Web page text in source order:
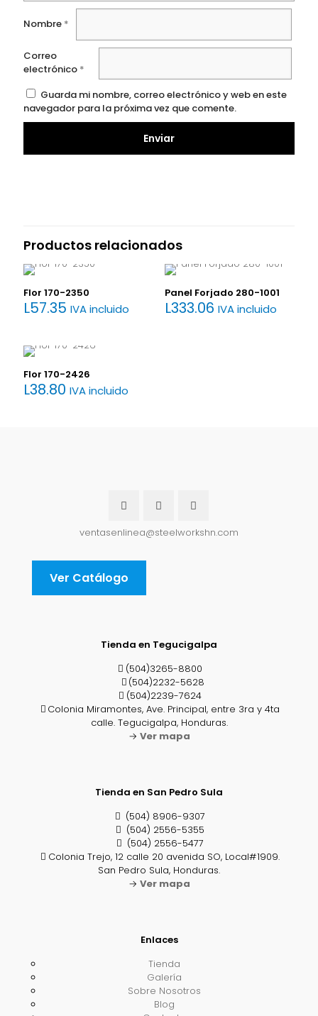
Nombre *
Correo
electrónico *
Guarda mi nombre, correo electrónico y web en este
navegador para la próxima vez que comente.
Productos relacionados
Flor 170-2350
L57.35 IVA incluido
Panel Forjado 280-1001
L333.06 IVA incluido
Flor 170-2426
L38.80 IVA incluido
ventasenlinea@steelworkshn.com
Ver Catálogo
Tienda en Tegucigalpa
(504)3265-8800
(504)2232-5628
(504)2239-7624
Colonia Miramontes, Ave. Principal, entre 3ra y 4ta
calle. Tegucigalpa, Honduras.
→ Ver mapa
Tienda en San Pedro Sula
(504) 8906-9307
(504) 2556-5355
(504) 2556-5477
Colonia Trejo, 12 calle 20 avenida SO, Local#1909.
San Pedro Sula, Honduras.
→ Ver mapa
Enlaces
Tienda
Galería
Sobre Nosotros
Blog